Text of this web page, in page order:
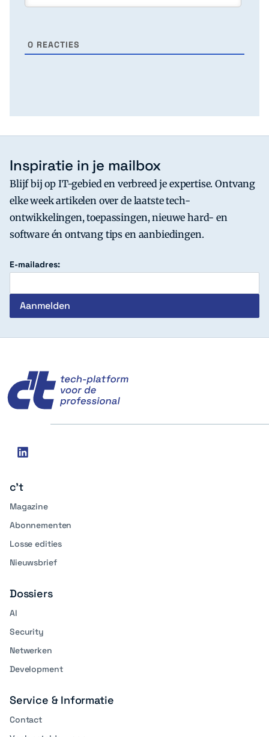
0 REACTIES
Inspiratie in je mailbox
Blijf bij op IT-gebied en verbreed je expertise. Ontvang
elke week artikelen over de laatste tech-
ontwikkelingen, toepassingen, nieuwe hard- en
software én ontvang tips en aanbiedingen.
E-mailadres:
Social
linkedin
c't
Magazine
Abonnementen
Losse edities
Nieuwsbrief
Dossiers
AI
Security
Netwerken
Development
Service & Informatie
Contact